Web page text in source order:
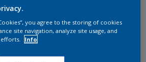
you agree to the storing of cookies
site navigation, analyze site usage, and
Info